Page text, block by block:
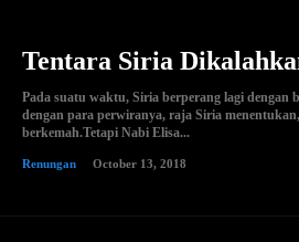
Tentara Siria
Pada suatu waktu, Siria berperang lagi dengan
dengan para perwiranya, raja Siria
berkemah.Tetapi Nabi Elisa...
Renungan October 13, 2018